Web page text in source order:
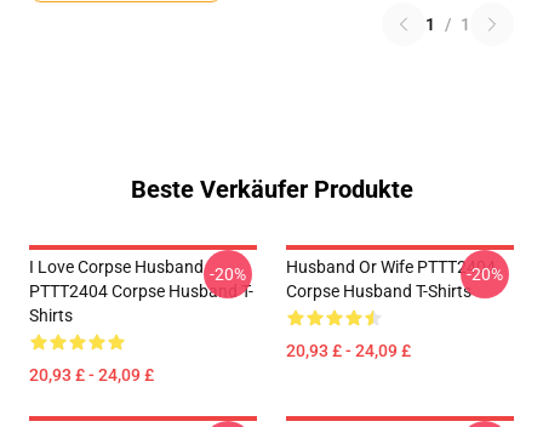
1 / 1
Beste Verkäufer Produkte
I Love Corpse Husband
PTTT2404 Corpse Husband T-
Shirts
20,93 £ - 24,09 £
-20%
Husband Or Wife PTTT2404
Corpse Husband T-Shirts
20,93 £ - 24,09 £
-20%